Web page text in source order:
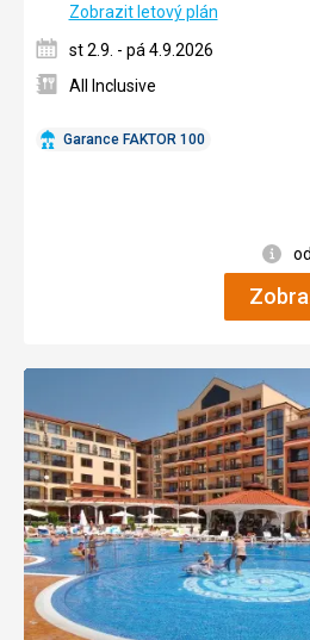
Garance FAKTOR 100
Zobrazit letový plán
st 2.9. - pá 4.9.2026
All Inclusive
od